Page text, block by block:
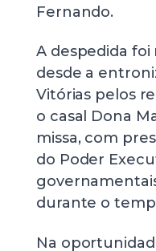
Fernando.
A despedida
desde a
Vitórias pelos
o casal Dona
missa, com
do Poder
durante o
Na